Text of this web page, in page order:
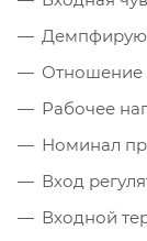
Отношение
Рабочее
Номинал
Вход
Входной